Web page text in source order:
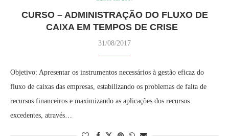
CURSO – ADMINISTRAÇÃO DO FLUXO DE
CAIXA EM TEMPOS DE CRISE
31/08/2017
Objetivo: Apresentar os instrumentos necessários à gestão eficaz do
fluxo de caixas das empresas, estabilizando os problemas de falta de
recursos financeiros e maximizando as aplicações dos recursos
excedentes, através…